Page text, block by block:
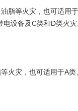
脂等火灾，也可适用
设备及C类和D类火灾
火灾，也可适用于A